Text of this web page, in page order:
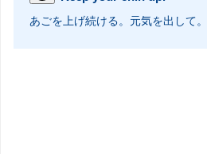
あごを上げ続ける。元気を出して。